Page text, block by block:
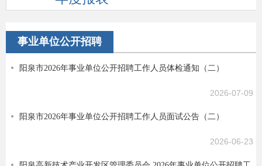
事业单位公开招聘
阳泉市2026年事业单位公开招聘工作人员体检通知（二）
2026-07-09
阳泉市2026年事业单位公开招聘工作人员面试公告（二）
2026-06-23